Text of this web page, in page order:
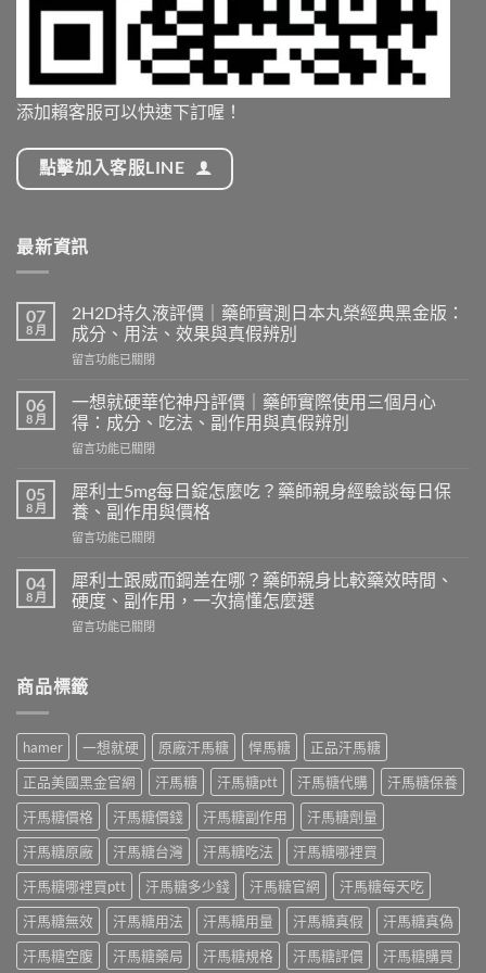
添加賴客服可以快速下訂喔！
點擊加入客服LINE
最新資訊
07
8 月
2H2D持久液評價｜藥師實測日本丸榮經典黑金版：
成分、用法、效果與真假辨別
在
久
液
評
｜
藥
師
實
日
本
榮
黑
分、
用
法、
效
果
與
真
假
辨
別〉
中
留言功能已關閉
06
8 月
一想就硬華佗神丹評價｜藥師實際使用三個月心
得：成分、吃法、副作用與真假辨別
在
想
就
硬
華
神
丹
評
價
師
用
三
個
月
心
得：
成
分、
吃
法、
副
作
留言功能已關閉
05
8 月
犀利士5mg每日錠怎麼吃？藥師親身經驗談每日保
養、副作用與價格
在
利
士
5mg
每
怎
藥
師
親
身
經
驗
談
每
日
保
養、
副
作
留言功能已關閉
04
8 月
犀利士跟威而鋼差在哪？藥師親身比較藥效時間、
硬度、副作用，一次搞懂怎麼選
在
士
跟
而
差
在
哪？
藥
師
親
身
比
較
藥
效
留言功能已關閉
商品標籤
hamer 一想就硬 原廠汗馬糖 悍馬糖
正品汗馬糖
正品美國黑金官網
汗馬糖 汗馬糖ptt 汗馬糖代購
汗馬糖保養
汗馬糖價格
汗馬糖價錢 汗馬糖副作用
汗馬糖劑量
汗馬糖原廠
汗馬糖台灣 汗馬糖吃法
汗馬糖哪裡買
汗馬糖哪裡買ptt
汗馬糖多少錢 汗馬糖官網
汗馬糖每天吃
汗馬糖無效
汗馬糖用法 汗馬糖用量 汗馬糖真假
汗馬糖真偽
汗馬糖空腹
汗馬糖藥局 汗馬糖規格 汗馬糖評價 汗馬糖購買